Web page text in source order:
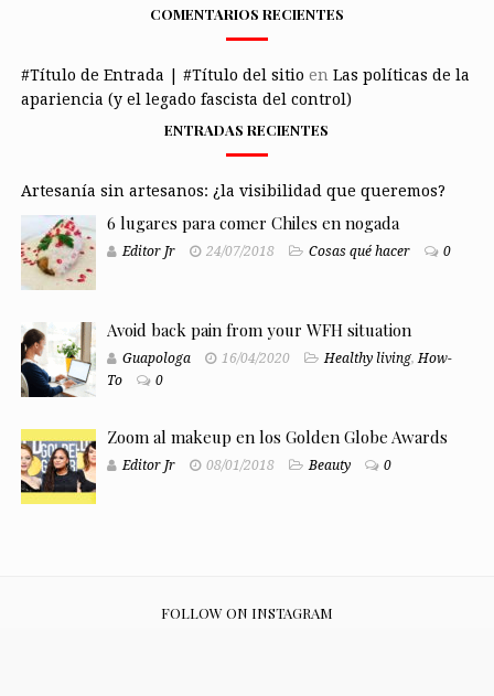
COMENTARIOS RECIENTES
#Título de Entrada | #Título del sitio en Las políticas de la
apariencia (y el legado fascista del control)
ENTRADAS RECIENTES
Artesanía sin artesanos: ¿la visibilidad que queremos?
6 lugares para comer Chiles en nogada
Editor Jr 24/07/2018 Cosas qué hacer 0
Avoid back pain from your WFH situation
Guapologa 16/04/2020 Healthy living, How-
To
0
Zoom al makeup en los Golden Globe Awards
Editor Jr 08/01/2018 Beauty 0
FOLLOW ON INSTAGRAM